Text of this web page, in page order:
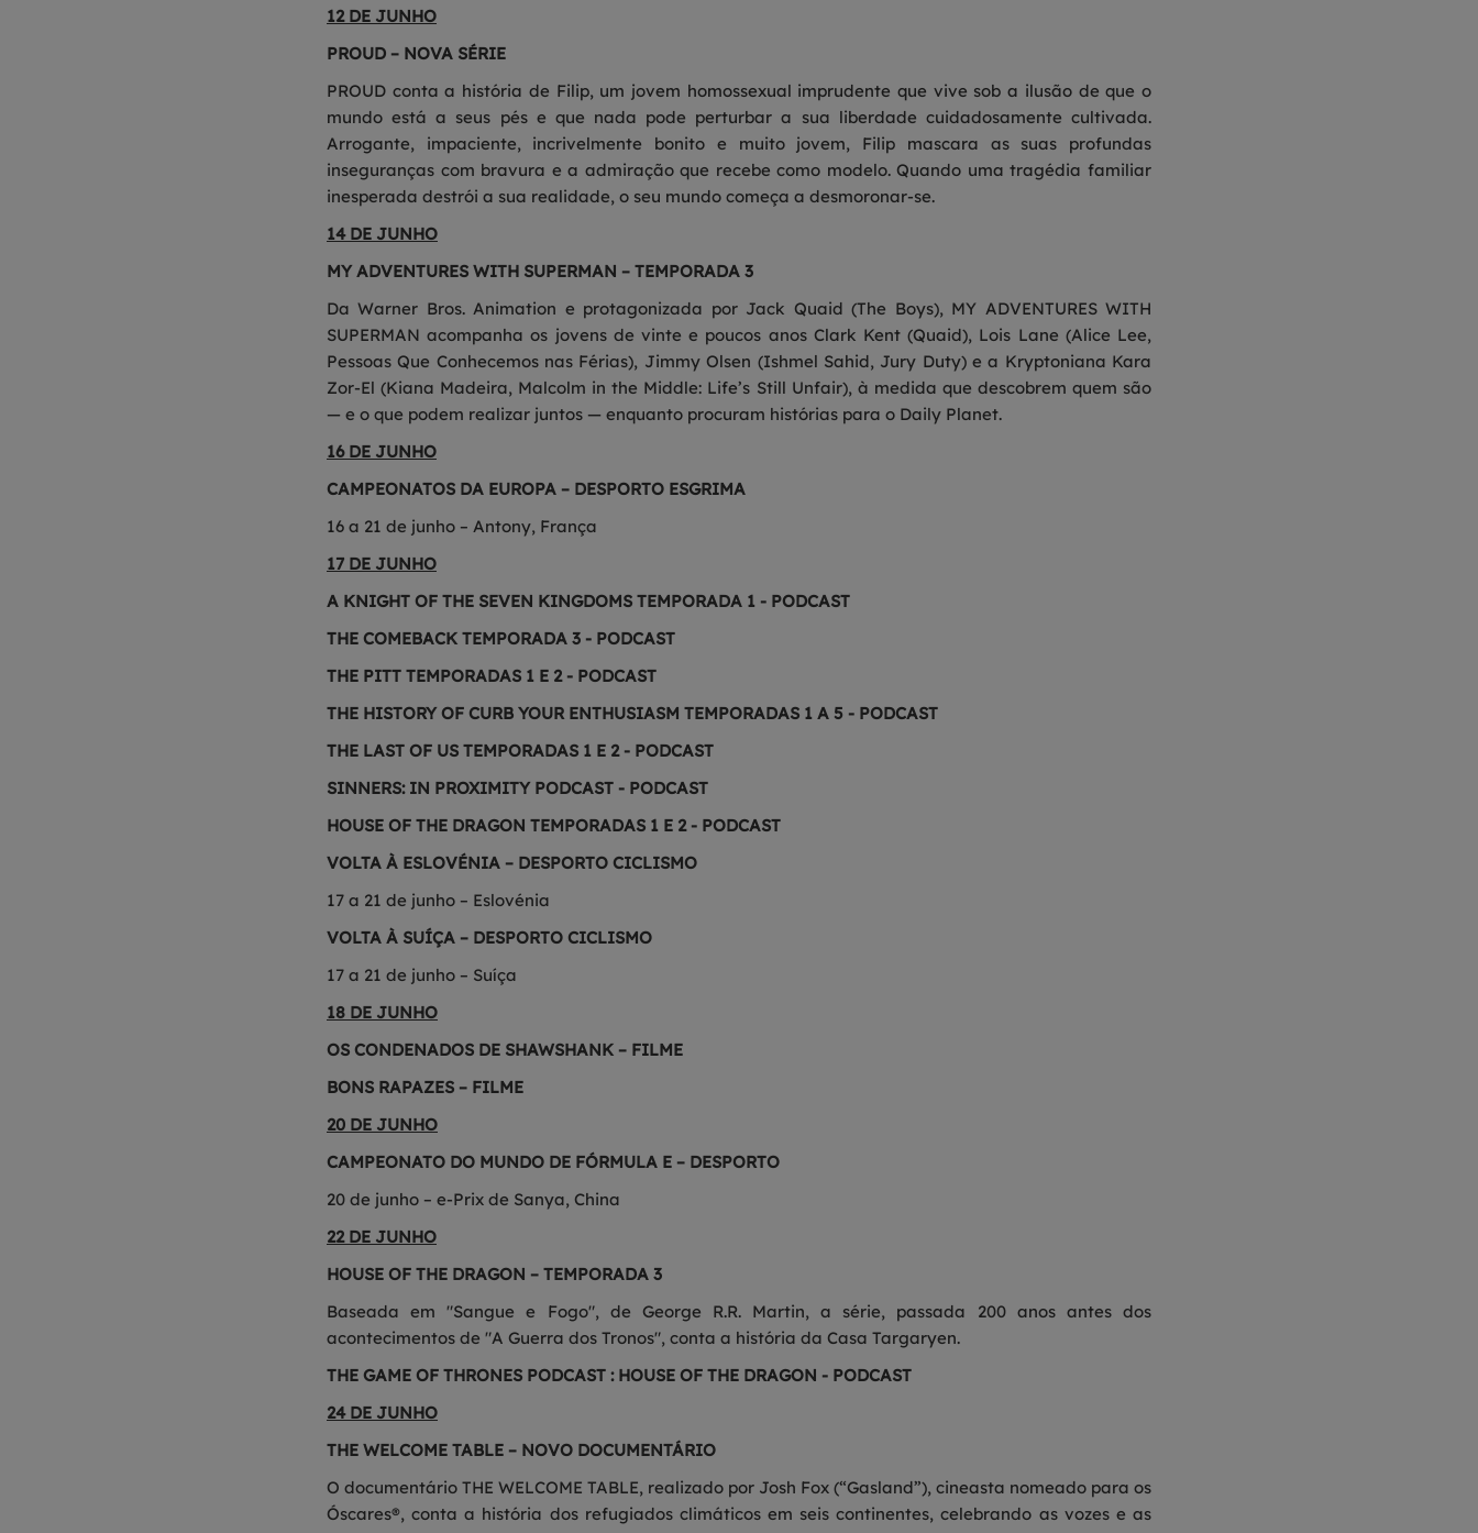
12 DE JUNHO
PROUD – NOVA SÉRIE
PROUD conta a história de Filip, um jovem homossexual imprudente que vive sob a ilusão de que o
mundo está a seus pés e que nada pode perturbar a sua liberdade cuidadosamente cultivada.
Arrogante, impaciente, incrivelmente bonito e muito jovem, Filip mascara as suas profundas
inseguranças com bravura e a admiração que recebe como modelo. Quando uma tragédia familiar
inesperada destrói a sua realidade, o seu mundo começa a desmoronar-se.
14 DE JUNHO
MY ADVENTURES WITH SUPERMAN – TEMPORADA 3
Da Warner Bros. Animation e protagonizada por Jack Quaid (The Boys), MY ADVENTURES WITH
SUPERMAN acompanha os jovens de vinte e poucos anos Clark Kent (Quaid), Lois Lane (Alice Lee,
Pessoas Que Conhecemos nas Férias), Jimmy Olsen (Ishmel Sahid, Jury Duty) e a Kryptoniana Kara
Zor-El (Kiana Madeira, Malcolm in the Middle: Life’s Still Unfair), à medida que descobrem quem são
— e o que podem realizar juntos — enquanto procuram histórias para o Daily Planet.
16 DE JUNHO
CAMPEONATOS DA EUROPA – DESPORTO ESGRIMA
16 a 21 de junho – Antony, França
17 DE JUNHO
A KNIGHT OF THE SEVEN KINGDOMS TEMPORADA 1 - PODCAST
THE COMEBACK TEMPORADA 3 - PODCAST
THE PITT TEMPORADAS 1 E 2 - PODCAST
THE HISTORY OF CURB YOUR ENTHUSIASM TEMPORADAS 1 A 5 - PODCAST
THE LAST OF US TEMPORADAS 1 E 2 - PODCAST
SINNERS: IN PROXIMITY PODCAST - PODCAST
HOUSE OF THE DRAGON TEMPORADAS 1 E 2 - PODCAST
VOLTA À ESLOVÉNIA – DESPORTO CICLISMO
17 a 21 de junho – Eslovénia
VOLTA À SUÍÇA – DESPORTO CICLISMO
17 a 21 de junho – Suíça
18 DE JUNHO
OS CONDENADOS DE SHAWSHANK – FILME
BONS RAPAZES – FILME
20 DE JUNHO
CAMPEONATO DO MUNDO DE FÓRMULA E – DESPORTO
20 de junho – e-Prix de Sanya, China
22 DE JUNHO
HOUSE OF THE DRAGON – TEMPORADA 3
Baseada em "Sangue e Fogo", de George R.R. Martin, a série, passada 200 anos antes dos
acontecimentos de "A Guerra dos Tronos", conta a história da Casa Targaryen.
THE GAME OF THRONES PODCAST : HOUSE OF THE DRAGON - PODCAST
24 DE JUNHO
THE WELCOME TABLE – NOVO DOCUMENTÁRIO
O documentário THE WELCOME TABLE, realizado por Josh Fox (“Gasland”), cineasta nomeado para os
Óscares®, conta a história dos refugiados climáticos em seis continentes, celebrando as vozes e as